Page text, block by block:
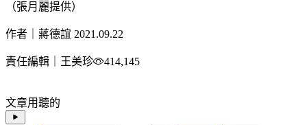
（張月麗提供）
作者｜蔣德誼 2021.09.22
責任編輯｜王美珍 414,145
文章用聽的